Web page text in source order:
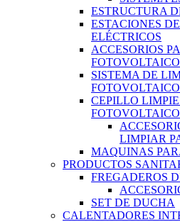
ESTRUCTURA
ESTACIONES
ELÉCTRICOS
ACCESORIOS
SISTEMA DE
CEPILLO
LIMPIAR
MAQUINAS
PRODUCTOS
FREGADEROS
SET DE DUCHA
CALENTADORES